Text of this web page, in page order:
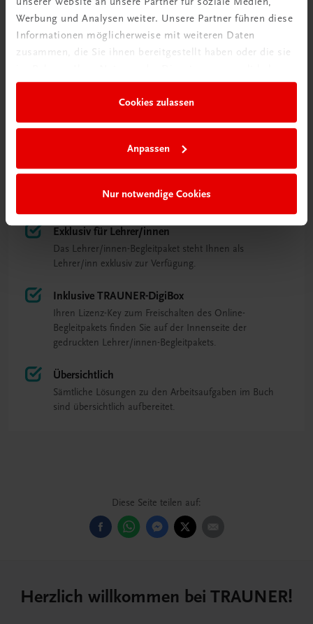
Werbung und Analysen weiter. Unsere Partner führen diese
Informationen möglicherweise mit weiteren Daten
zusammen, die Sie ihnen bereitgestellt haben oder die sie
Cookies zulassen
Anpassen
Nur notwendige Cookies
Das Besondere auf einen Blick
Bei Bestellung eines Schulbuch-Klassensatzes kostenlos.
Exklusiv für Lehrer/innen
Das Lehrer/innen-Begleitpaket steht Ihnen als
Lehrer/inn exklusiv zur Verfügung.
Inklusive TRAUNER-DigiBox
Ihren Lizenz-Key zum Freischalten des Online-
Begleitpakets finden Sie auf der Innenseite der
gedruckten Lehrer/innen-Begleitpakets.
Übersichtlich
Sämtliche Lösungen zu den Arbeitsaufgaben im Buch
sind übersichtlich aufbereitet.
Diese Seite teilen auf:
Herzlich willkommen bei TRAUNER!